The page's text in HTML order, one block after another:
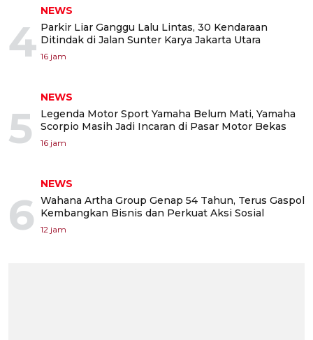
4
NEWS
Parkir Liar Ganggu Lalu Lintas, 30 Kendaraan
Ditindak di Jalan Sunter Karya Jakarta Utara
16 jam
5
NEWS
Legenda Motor Sport Yamaha Belum Mati, Yamaha
Scorpio Masih Jadi Incaran di Pasar Motor Bekas
16 jam
6
NEWS
Wahana Artha Group Genap 54 Tahun, Terus Gaspol
Kembangkan Bisnis dan Perkuat Aksi Sosial
12 jam